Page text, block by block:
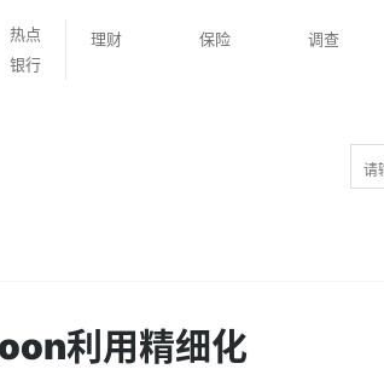
热点
银行
理财 保险 调查
利用精细化